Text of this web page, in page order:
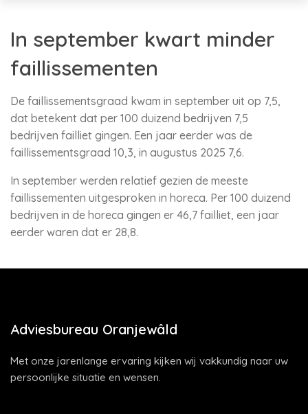
In september kwart minder
faillissementen
De faillissementsgraad kwam in september uit op 7,5,
dat betekent dat per 100 duizend bedrijven 7,5
bedrijven failliet gingen. Een jaar eerder was de
faillissementsgraad 10,3, in augustus 2025 7,6.
In september werden relatief gezien de meeste
faillissementen uitgesproken in horeca. Per 100 duizend
bedrijven in de horeca gingen er 46,7 failliet, een jaar
eerder waren dat er 28,8.
Adviesbureau Oranjewâld
Met onze jarenlange ervaring kijken wij vakkundig naar uw
persoonlijke situatie en wensen.